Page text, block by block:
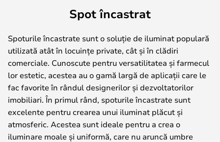
Spot încastrat
Spoturile încastrate sunt o soluție de iluminat populară
utilizată atât în locuințe private, cât și în clădiri
comerciale. Cunoscute pentru versatilitatea și farmecul
lor estetic, acestea au o gamă largă de aplicații care le
fac favorite în rândul designerilor și dezvoltatorilor
imobiliari. În primul rând, spoturile încastrate sunt
excelente pentru crearea unui iluminat plăcut și
atmosferic. Acestea sunt ideale pentru a crea o
iluminare moale și uniformă, care nu aruncă umbre